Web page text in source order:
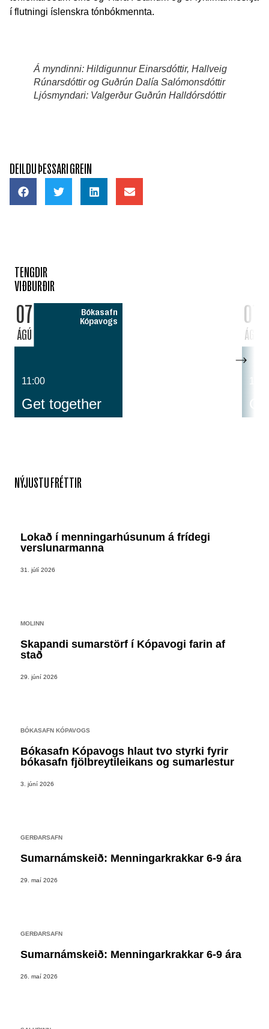
í flutningi íslenskra tónbókmennta.
Á myndinni: Hildigunnur Einarsdóttir, Hallveig
Rúnarsdóttir og Guðrún Dalía Salómonsdóttir
Ljósmyndari: Valgerður Guðrún Halldórsdóttir
DEILDU ÞESSARI GREIN
TENGDIR
VIÐBURÐIR
07
ÁGÚ
Bókasafn
Kópavogs
11:00
Get together
07
ÁGÚ
NÝJUSTU FRÉTTIR
Lokað í menningarhúsunum á frídegi
verslunarmanna
31. júlí 2026
MOLINN
Skapandi sumarstörf í Kópavogi farin af
stað
29. júní 2026
BÓKASAFN KÓPAVOGS
Bókasafn Kópavogs hlaut tvo styrki fyrir
bókasafn fjölbreytileikans og sumarlestur
3. júní 2026
GERÐARSAFN
Sumarnámskeið: Menningarkrakkar 6-9 ára
29. maí 2026
GERÐARSAFN
Sumarnámskeið: Menningarkrakkar 6-9 ára
26. maí 2026